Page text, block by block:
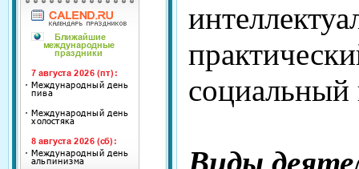
социальный